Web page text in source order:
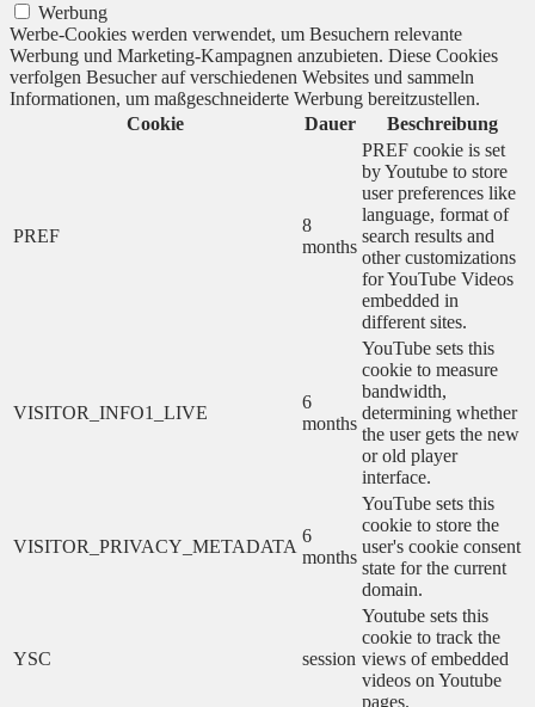
Werbung
Werbe-Cookies werden verwendet, um Besuchern relevante
Werbung und Marketing-Kampagnen anzubieten. Diese Cookies
verfolgen Besucher auf verschiedenen Websites und sammeln
Informationen, um maßgeschneiderte Werbung bereitzustellen.
Cookie
Dauer Beschreibung
PREF
8
months
PREF cookie is set
by Youtube to store
user preferences like
language, format of
search results and
other customizations
for YouTube Videos
embedded in
different sites.
VISITOR_INFO1_LIVE
6
months
YouTube sets this
cookie to measure
bandwidth,
determining whether
the user gets the new
or old player
interface.
VISITOR_PRIVACY_METADATA
6
months
YouTube sets this
cookie to store the
user's cookie consent
state for the current
domain.
YSC session
Youtube sets this
cookie to track the
views of embedded
videos on Youtube
pages.